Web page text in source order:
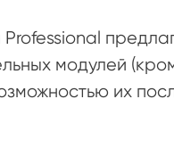
модулей
их